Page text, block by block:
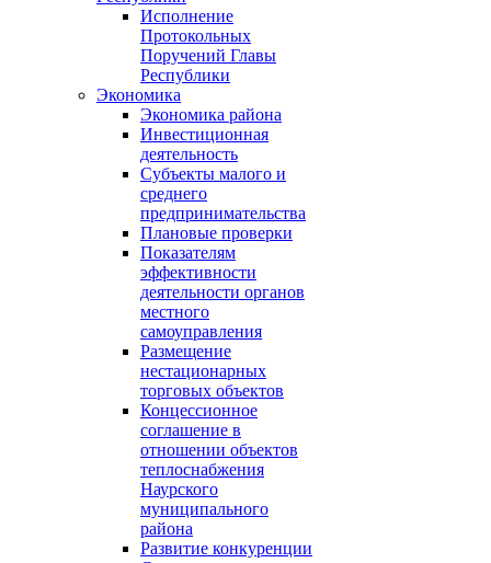
Исполнение
Протокольных
Поручений Главы
Республики
Экономика
Экономика района
Инвестиционная
деятельность
Субъекты малого и
среднего
предпринимательства
Плановые проверки
Показателям
эффективности
деятельности органов
местного
самоуправления
Размещение
нестационарных
торговых объектов
Концессионное
соглашение в
отношении объектов
теплоснабжения
Наурского
муниципального
района
Развитие конкуренции